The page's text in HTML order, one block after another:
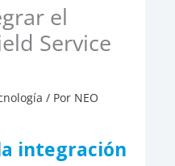
el
Service
/ Por NEO
integración